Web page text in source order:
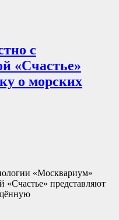
с
«Счастье»
о морских
«Москвариум»
«Счастье» представляют